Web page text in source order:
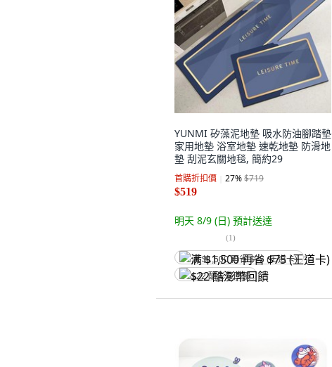
YUNMI 矽藻泥地墊 吸水防油腳踏墊
家用地墊 浴室地墊 速乾地墊 防滑地
墊 刮泥玄關地毯, 簡約29
首購折扣價 27%$719
$519
明天 8/9 (日) 預計送達
(1)
满 $1,500 再省 $75 (王道卡)
$22 酷澎幣回饋